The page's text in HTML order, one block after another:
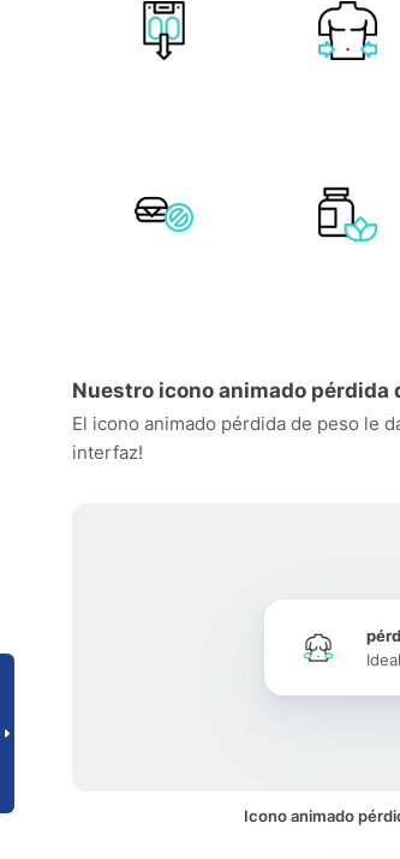
Nuestro icono animado pérdida
El icono animado pérdida de peso le
interfaz!
Icono animado